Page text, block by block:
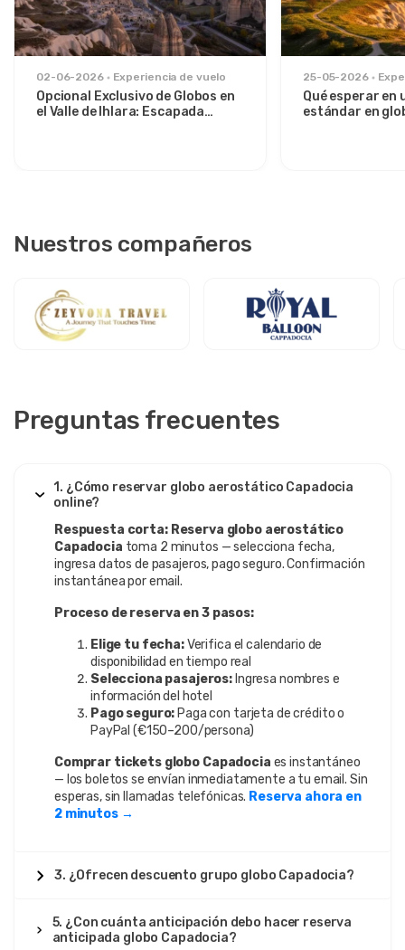
02-06-2026 Experiencia de vuelo
Opcional Exclusivo de Globos en
el Valle de Ihlara: Escapada
25-05-2026
Qué esperar en
estándar en
Nuestros compañeros
Preguntas frecuentes
1. ¿Cómo reservar globo aerostático Capadocia
online?
Respuesta corta: Reserva globo aerostático
Capadocia toma 2 minutos — selecciona fecha,
ingresa datos de pasajeros, pago seguro. Confirmación
instantánea por email.
Proceso de reserva en 3 pasos:
Elige tu fecha:Verifica el calendario de
disponibilidad en tiempo real
Selecciona pasajeros: Ingresa nombres e
información del hotel
Pago seguro: Paga con tarjeta de crédito o
PayPal (€150–200/persona)
Comprar tickets globo Capadocia es instantáneo
— los boletos se envían inmediatamente a tu email. Sin
esperas, sin llamadas telefónicas. Reserva ahora en
2 minutos →
3. ¿Ofrecen descuento grupo globo Capadocia?
5. ¿Con cuánta anticipación debo hacer reserva
anticipada globo Capadocia?